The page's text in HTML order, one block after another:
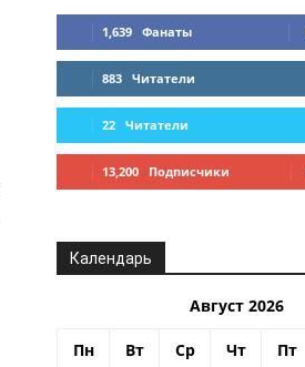
1,639 Фанаты
883 Читатели
22 Читатели
13,200 Подписчики
Календарь
Август 2026
Пн Вт Ср Чт Пт